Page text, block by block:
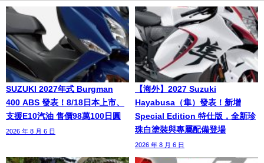
SUZUKI 2027年式 Burgman
400 ABS 發表！8/18日本上市、
支援E10汽油 售價98萬100日圓
2026 年 8 月 6 日
【海外】2027 Suzuki
Hayabusa（隼）發表！新增
Special Edition 特仕版，全新珍
珠白塗裝與專屬配備登場
2026 年 8 月 6 日